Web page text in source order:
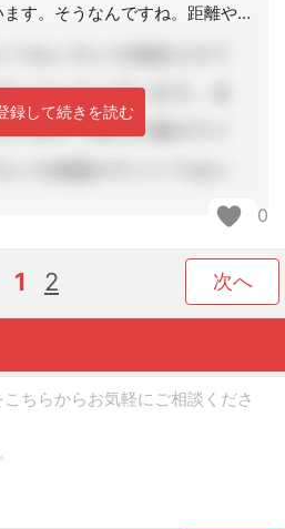
返信ありがとうございます。そうなんですね。距離や子供のこと含めて悩みますがよい選
録して続きを読む
0
1 2 次へ